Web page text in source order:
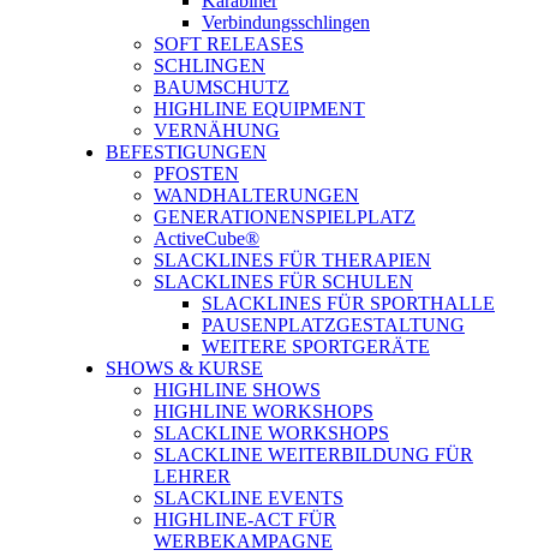
Verbindungsschlingen
SOFT RELEASES
SCHLINGEN
BAUMSCHUTZ
HIGHLINE EQUIPMENT
VERNÄHUNG
BEFESTIGUNGEN
PFOSTEN
WANDHALTERUNGEN
GENERATIONENSPIELPLATZ
ActiveCube®
SLACKLINES FÜR THERAPIEN
SLACKLINES FÜR SCHULEN
SLACKLINES FÜR SPORTHALLE
PAUSENPLATZGESTALTUNG
WEITERE SPORTGERÄTE
SHOWS & KURSE
HIGHLINE SHOWS
HIGHLINE WORKSHOPS
SLACKLINE WORKSHOPS
SLACKLINE WEITERBILDUNG FÜR
LEHRER
SLACKLINE EVENTS
HIGHLINE-ACT FÜR
WERBEKAMPAGNE